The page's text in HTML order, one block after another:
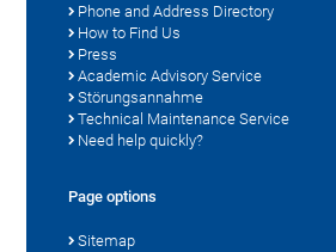
Phone and Address Directory
How to Find Us
Press
Academic Advisory Service
Störungsannahme
Technical Maintenance Service
Need help quickly?
Page options
Sitemap